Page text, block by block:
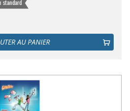
standard
AU PANIER